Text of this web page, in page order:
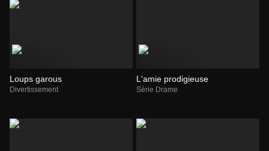
Loups garous
Divertissement
L'amie prodigieuse
Série Drame